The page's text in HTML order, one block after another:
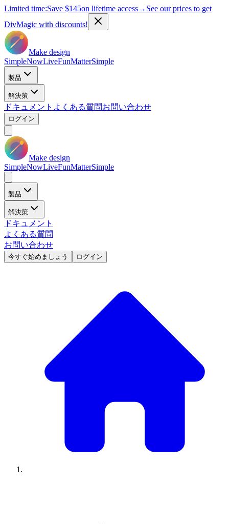
Limited time:Save $145on lifetime access→ See our prices to get
DivMagic with discounts!
Make design
SimpleNowLiveFunMatterSimple
製品
解決策
ドキュメント よくある質問お問い合わせ
ログイン
Make design
SimpleNowLiveFunMatterSimple
製品
解決策
ドキュメント
よくある質問
お問い合わせ
今すぐ始めましょう ログイン